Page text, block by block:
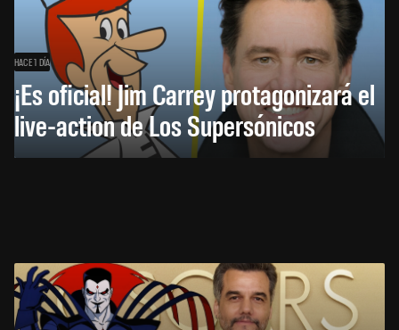
HACE 1 DÍA
¡Es oficial! Jim Carrey protagonizará el
live-action de Los Supersónicos